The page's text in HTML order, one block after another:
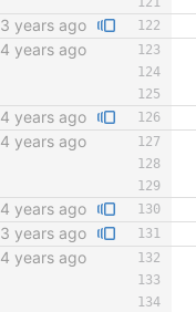
3 years ago
4 years ago
4 years ago
4 years ago
4 years ago
3 years ago
4 years ago